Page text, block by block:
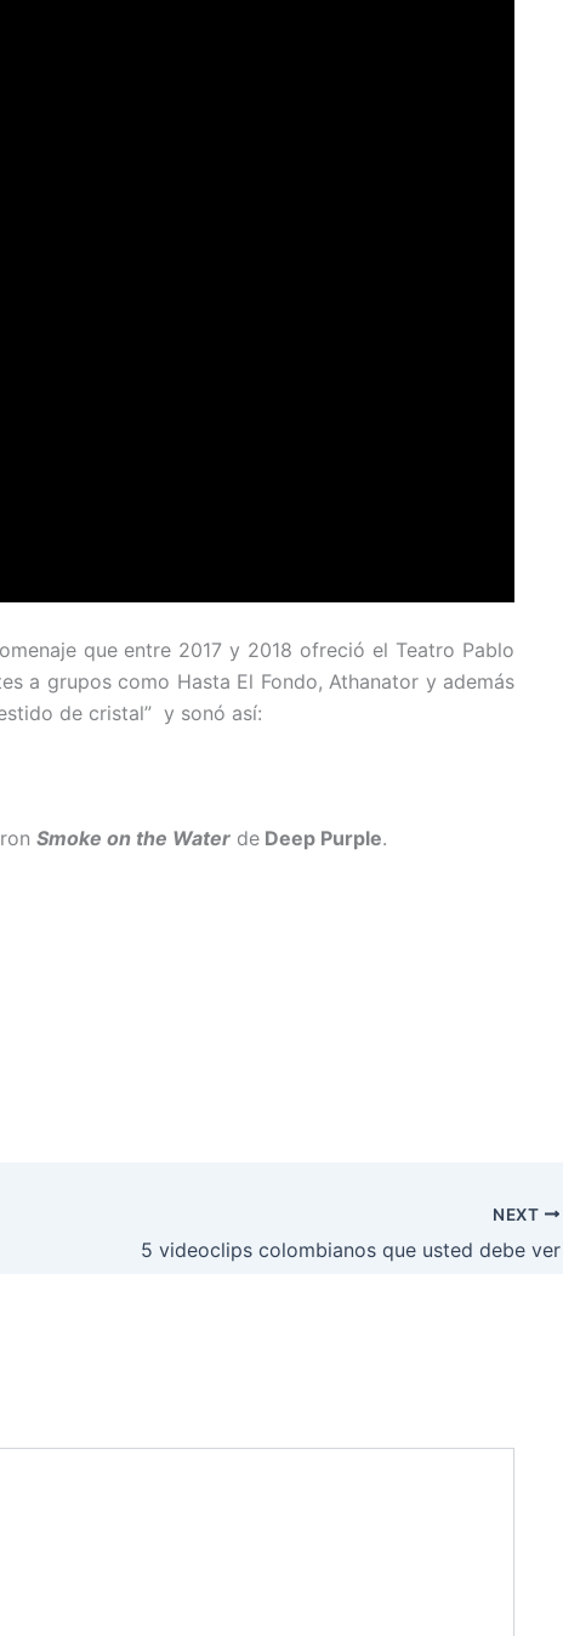
que entre 2017 y 2018 ofreció el Teatro Pablo
a grupos como Hasta El Fondo, Athanator y además
de cristal” y sonó así:
Smoke on the Water de Deep Purple.
NEXT
5 videoclips colombianos que usted debe ver